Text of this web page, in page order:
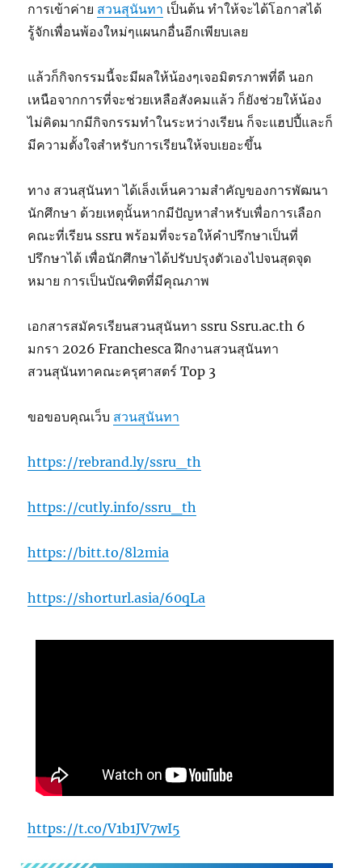
การเข้าค่าย สวนสุนันทา เป็นต้น ทำให้จะได้โอกาสได้
รู้จักเพื่อนพ้องใหม่ๆแผนกอื่นอีกเพียบเลย
แล้วก็กิจกรรมนี้จะมีผลให้น้องๆเจอมิตรภาพที่ดี นอก
เหนือจากการที่จะช่วยเหลือสังคมแล้ว ก็ยังช่วยให้น้อง
ไม่คิดมากมีกิจกรรมทำในระหว่างเรียน ก็จะแฮปปี้และก็
มีความตั้งใจสำหรับการเรียนให้จบเยอะขึ้น
ทาง สวนสุนันทา ได้เล็งเห็นความสำคัญของการพัฒนา
นักศึกษา ด้วยเหตุนั้นหากมีปัญหาสำหรับเพื่อการเลือก
คณะที่เรียน ssru พร้อมที่จะรอให้คำปรึกษาเป็นที่
ปรึกษาได้ เพื่อนักศึกษาได้ปรับปรุงตัวเองไปจนสุดจุด
หมาย การเป็นบัณฑิตที่มีคุณภาพ
เอกสารสมัครเรียนสวนสุนันทา ssru Ssru.ac.th 6
มกรา 2026 Franchesca ฝึกงานสวนสุนันทา
สวนสุนันทาคณะครุศาสตร์ Top 3
ขอขอบคุณเว็บ สวนสุนันทา
https://rebrand.ly/ssru_th
https://cutly.info/ssru_th
https://bitt.to/8l2mia
https://shorturl.asia/60qLa
https://t.co/V1b1JV7wI5